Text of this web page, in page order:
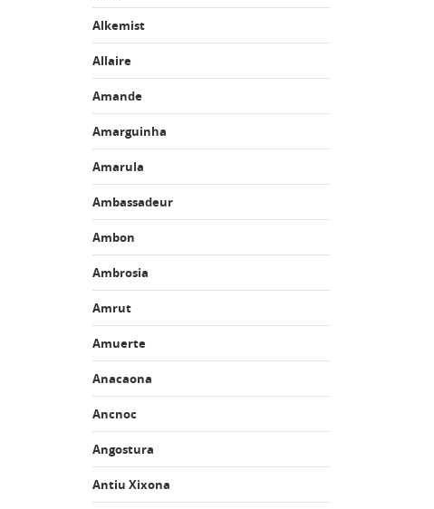
Alkemist
Allaire
Amande
Amarguinha
Amarula
Ambassadeur
Ambon
Ambrosia
Amrut
Amuerte
Anacaona
Ancnoc
Angostura
Antiu Xixona